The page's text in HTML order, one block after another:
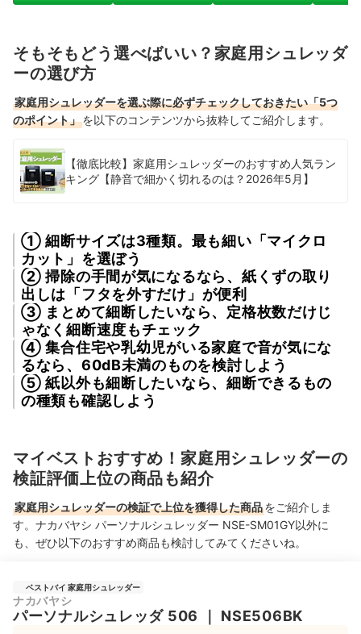
そもそもどう選べばいい？家庭用シュレッダ
ーの選び方
家庭用シュレッダーを選ぶ際に必ずチェックしておきたい「5つ
のポイント」を以下のコンテンツから抜粋してご紹介します。
【徹底比較】家庭用シュレッダーのおすすめ人気ラン
キング【静音で細かく切れるのは？2026年5月】
① 細断サイズは3種類。最も細い「マイクロ
カット」を選ぼう
② 掃除の手間が気になるなら、紙くずの取り
出しは「フタを外すだけ」が便利
③ まとめて細断したいなら、定格枚数だけじ
ゃなく細断速度もチェック
④ 集合住宅や乳幼児がいる家庭で音が気にな
るなら、60dB未満のものを検討しよう
⑤ 紙以外も細断したいなら、細断できるもの
の種類も確認しよう
マイベストおすすめ！家庭用シュレッダーの
検証評価上位の商品も紹介
家庭用シュレッダーの検証で上位を獲得した商品をご紹介しま
す。ナカバヤシ パーソナルシュレッダー NSE-SM01GY以外に
も、ぜひ以下のおすすめ商品も検討してみてくださいね。
ベストバイ 家庭用シュレッダー
ナカバヤシ
パーソナルシュレッダ 506 NSE506BK